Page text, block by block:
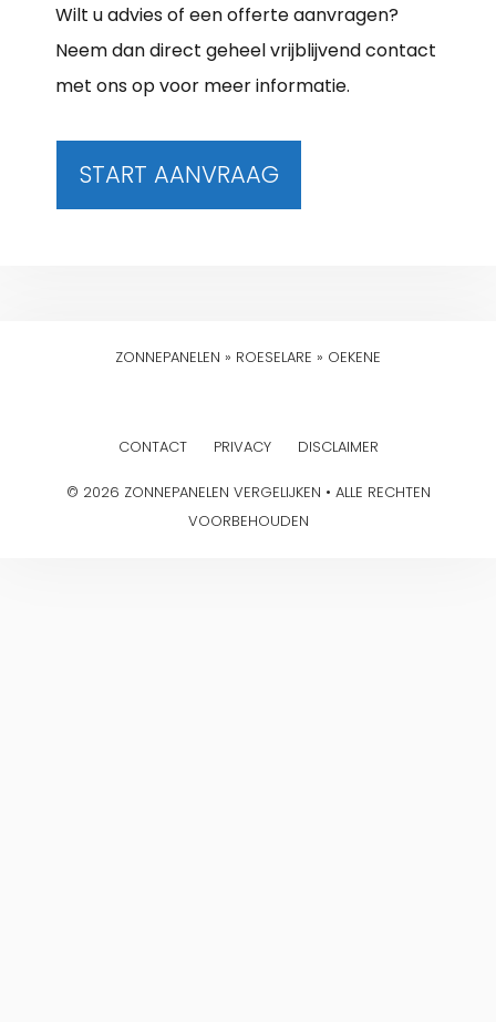
Wilt u advies of een offerte aanvragen?
Neem dan direct geheel vrijblijvend contact
met ons op voor meer informatie.
START AANVRAAG
ZONNEPANELEN » ROESELARE » OEKENE
CONTACT PRIVACY DISCLAIMER
© 2026 ZONNEPANELEN VERGELIJKEN • ALLE RECHTEN
VOORBEHOUDEN